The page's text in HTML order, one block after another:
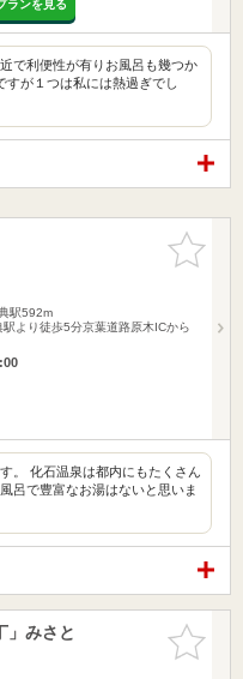
ランを見る
で利便性が有りお風呂も幾つか
すが１つは私には熱過ぎでし
お気に入
りに追加
駅592m
より徒歩5分京葉道路原木ICから
。 化石温泉は都内にもたくさん
呂で豊富なお湯はないと思いま
お気に入
りに追加
」みさと